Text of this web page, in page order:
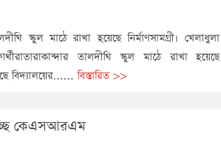
স্কুল মাঠে রাখা হয়েছে নির্মাণসামগ্রী। খেলাধুলা
তালদীঘি স্কুল মাঠে রাখা হয়েছে
বিদ্যালয়ের......বিস্তারিত >>
কেএসআরএম